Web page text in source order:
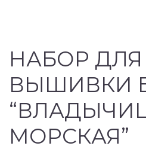
НАБОР ДЛЯ
ВЫШИВКИ
МОРСКАЯ”